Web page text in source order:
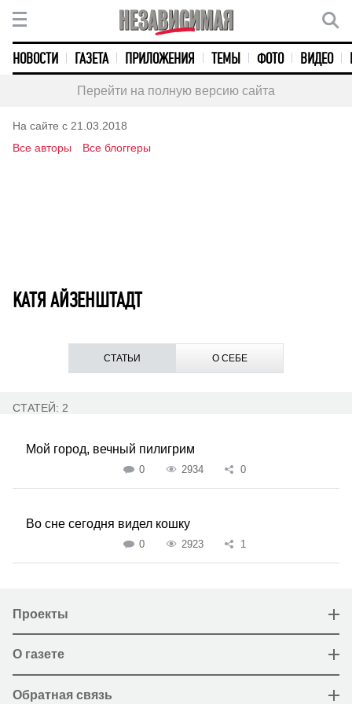
НОВОСТИ ГАЗЕТА ПРИЛОЖЕНИЯ ТЕМЫ ФОТО ВИДЕО
Перейти на полную версию сайта
На сайте с 21.03.2018
Все авторы
Все блоггеры
КАТЯ АЙЗЕНШТАДТ
СТАТЬИ О СЕБЕ
СТАТЕЙ: 2
Мой город, вечный пилигрим
0 2934 0
Во сне сегодня видел кошку
0 2923 1
Проекты
О газете
Обратная связь